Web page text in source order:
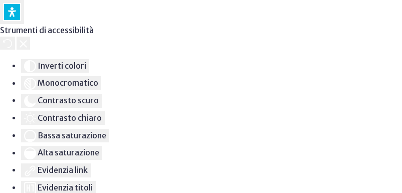
Strumenti di accessibilità
Inverti colori
Monocromatico
Contrasto scuro
Contrasto chiaro
Bassa saturazione
Alta saturazione
Evidenzia link
Evidenzia titoli